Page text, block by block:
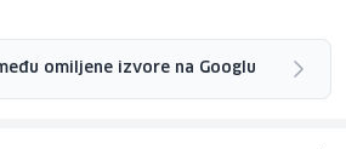
omiljene izvore na Googlu